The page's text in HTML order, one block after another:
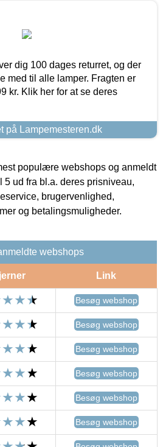
dig 100 dages returret, og der
med til alle lamper. Fragten er
kr. Klik her for at se deres
på Lampemesteren.dk
populære webshops og anmeldt
5 ud fra bl.a. deres prisniveau,
brugervenlighed,
og betalingsmuligheder.
webshops
Link
Besøg webshop
Besøg webshop
Besøg webshop
Besøg webshop
Besøg webshop
Besøg webshop